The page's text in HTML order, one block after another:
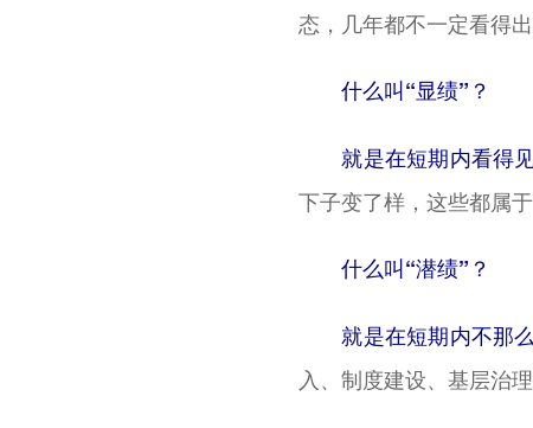
态，几年都不一定看得
什么叫“显绩”？
就是在短期内看得见
下子变了样，这些都属于“
什么叫“潜绩”？
就是在短期内不那么
入、制度建设、基层治